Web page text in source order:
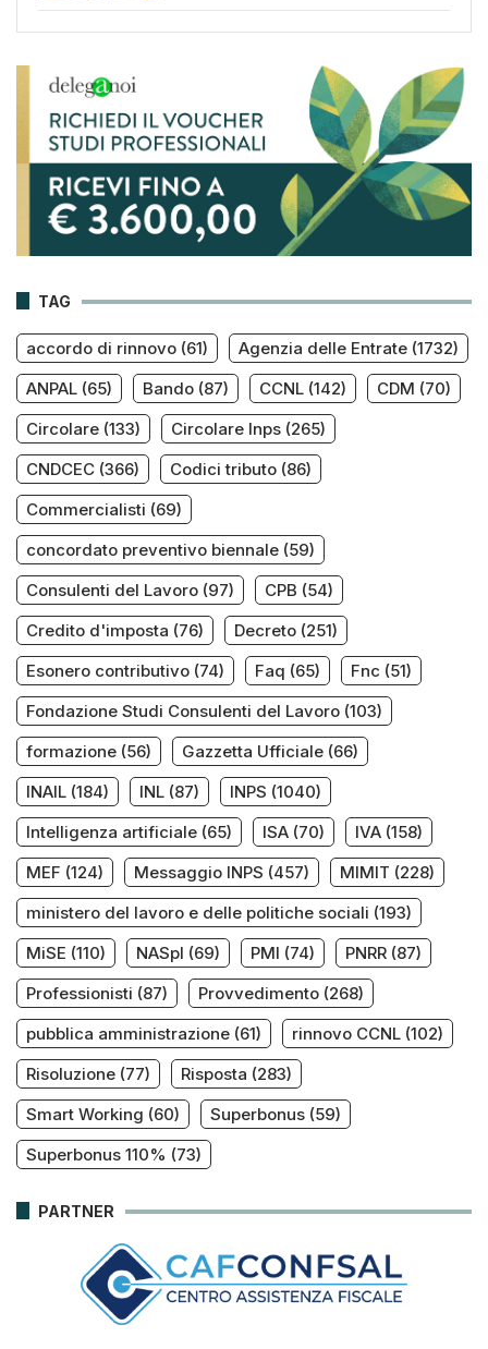
TAG
accordo di rinnovo (61) Agenzia delle Entrate (1732)
ANPAL (65) Bando (87) CCNL (142) CDM (70)
Circolare (133) Circolare Inps (265)
CNDCEC (366) Codici tributo (86)
Commercialisti (69)
concordato preventivo biennale (59)
Consulenti del Lavoro (97) CPB (54)
Credito d'imposta (76) Decreto (251)
Esonero contributivo (74) Faq (65) Fnc (51)
Fondazione Studi Consulenti del Lavoro (103)
formazione (56) Gazzetta Ufficiale (66)
INAIL (184) INL (87) INPS (1040)
Intelligenza artificiale (65) ISA (70) IVA (158)
MEF (124) Messaggio INPS (457) MIMIT (228)
ministero del lavoro e delle politiche sociali (193)
MiSE (110) NASpI (69) PMI (74) PNRR (87)
Professionisti (87) Provvedimento (268)
pubblica amministrazione (61) rinnovo CCNL (102)
Risoluzione (77) Risposta (283)
Smart Working (60) Superbonus (59)
Superbonus 110% (73)
PARTNER